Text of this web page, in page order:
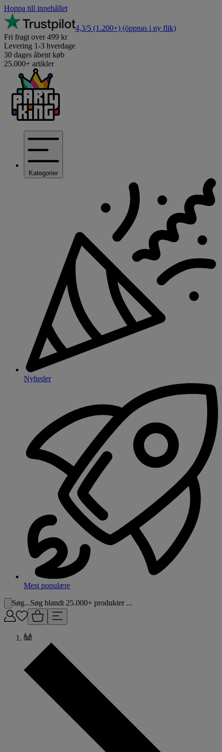
Hoppa till innehållet
4,3/5 (1.200+) (öppnas i ny flik)
Fri fragt over 499 kr
Levering 1-3 hverdage
30 dages åbent køb
25.000+ artikler
Kategorier
Nyheder
Mest populære
Søg...Søg blandt 25.000+ produkter ...